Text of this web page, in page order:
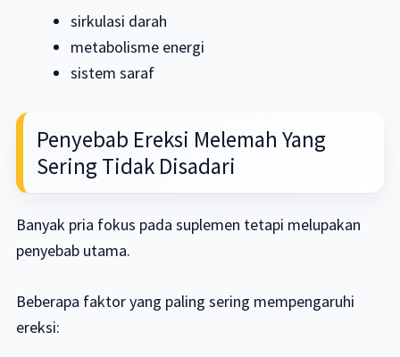
sirkulasi darah
metabolisme energi
sistem saraf
Penyebab Ereksi Melemah Yang
Sering Tidak Disadari
Banyak pria fokus pada suplemen tetapi melupakan
penyebab utama.
Beberapa faktor yang paling sering mempengaruhi
ereksi: